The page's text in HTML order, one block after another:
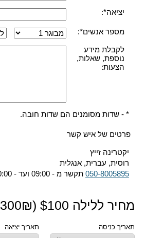
יציאה*:
מספר אנשים*:
לקבלת מידע
נוספת, שאלות,
הצעות:
* - שדות מסומנים הם שדות חובה.
פרטים של איש קשר
יקטרינה זייץ
רוסית, עברית, אנגלית
050-8005895 תקשר מ - 09:00 ועד - 20:00
מחיר ללילה $ 100
(
300₪)
תאריך כניסה תאריך יציאה